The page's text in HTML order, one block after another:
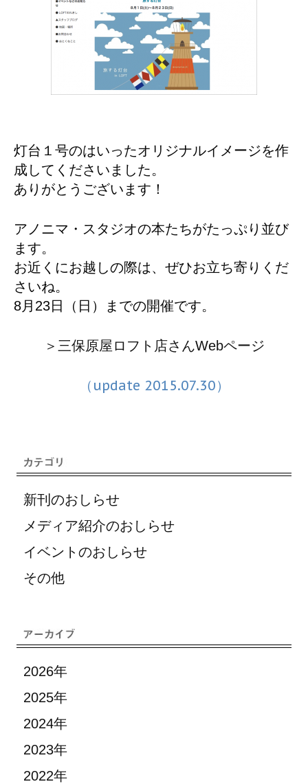
灯台１号のはいったオリジナルイメージを作
成してくださいました。
ありがとうございます！
アノニマ・スタジオの本たちがたっぷり並び
ます。
お近くにお越しの際は、ぜひお立ち寄りくだ
さいね。
8月23日（日）までの開催です。
＞三保原屋ロフト店さんWebページ
（update 2015.07.30）
新刊のおしらせ
メディア紹介のおしらせ
イベントのおしらせ
その他
2026年
2025年
2024年
2023年
2022年